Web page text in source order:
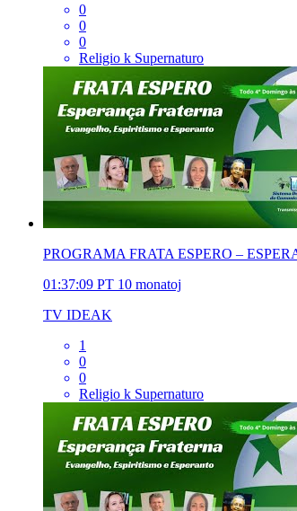
0
0
0
Religio k Supernaturo
PROGRAMA FRATA ESPERO –
01:37:09 PT 10 monatoj
TV IDEAK
1
0
0
Religio k Supernaturo